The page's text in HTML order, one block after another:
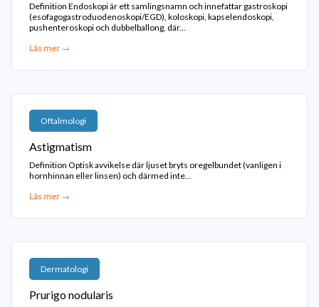
Definition Endoskopi är ett samlingsnamn och innefattar gastroskopi
(esofagogastroduodenoskopi/EGD), koloskopi, kapselendoskopi,
pushenteroskopi och dubbelballong, där...
Läs mer →
Oftalmologi
Astigmatism
Definition Optisk avvikelse där ljuset bryts oregelbundet (vanligen i
hornhinnan eller linsen) och därmed inte...
Läs mer →
Dermatologi
Prurigo nodularis